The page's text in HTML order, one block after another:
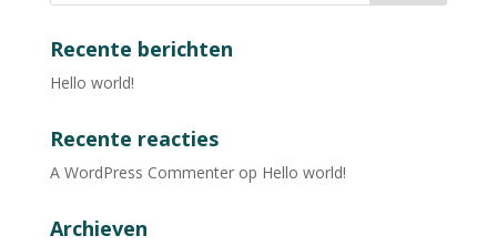
Recente berichten
Hello world!
Recente reacties
A WordPress Commenterop Hello world!
Archieven